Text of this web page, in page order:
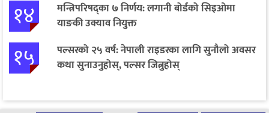
१४
मन्त्रिपरिषद्का ७ निर्णय: लगानी बोर्डको सिइओमा
याङकी उक्याव नियुक्त
१५
पल्सरको २५ वर्ष: नेपाली राइडरका लागि सुनौलो अवसर
कथा सुनाउनुहोस्, पल्सर जित्नुहोस्